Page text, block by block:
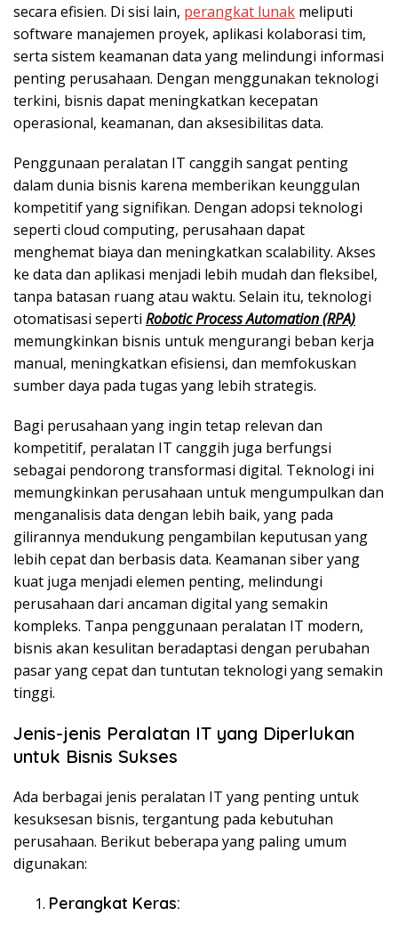
secara efisien. Di sisi lain, perangkat lunak meliputi
software manajemen proyek, aplikasi kolaborasi tim,
serta sistem keamanan data yang melindungi informasi
penting perusahaan. Dengan menggunakan teknologi
terkini, bisnis dapat meningkatkan kecepatan
operasional, keamanan, dan aksesibilitas data.
Penggunaan peralatan IT canggih sangat penting
dalam dunia bisnis karena memberikan keunggulan
kompetitif yang signifikan. Dengan adopsi teknologi
seperti cloud computing, perusahaan dapat
menghemat biaya dan meningkatkan scalability. Akses
ke data dan aplikasi menjadi lebih mudah dan fleksibel,
tanpa batasan ruang atau waktu. Selain itu, teknologi
otomatisasi seperti Robotic Process Automation (RPA)
memungkinkan bisnis untuk mengurangi beban kerja
manual, meningkatkan efisiensi, dan memfokuskan
sumber daya pada tugas yang lebih strategis.
Bagi perusahaan yang ingin tetap relevan dan
kompetitif, peralatan IT canggih juga berfungsi
sebagai pendorong transformasi digital. Teknologi ini
memungkinkan perusahaan untuk mengumpulkan dan
menganalisis data dengan lebih baik, yang pada
gilirannya mendukung pengambilan keputusan yang
lebih cepat dan berbasis data. Keamanan siber yang
kuat juga menjadi elemen penting, melindungi
perusahaan dari ancaman digital yang semakin
kompleks. Tanpa penggunaan peralatan IT modern,
bisnis akan kesulitan beradaptasi dengan perubahan
pasar yang cepat dan tuntutan teknologi yang semakin
tinggi.
Jenis-jenis Peralatan IT yang Diperlukan
untuk Bisnis Sukses
Ada berbagai jenis peralatan IT yang penting untuk
kesuksesan bisnis, tergantung pada kebutuhan
perusahaan. Berikut beberapa yang paling umum
digunakan:
Perangkat Keras: